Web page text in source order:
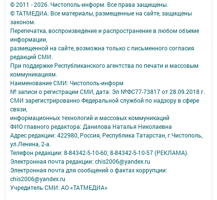
© 2011 - 2026. Чистополь-информ. Все права защищены.
© ТАТМЕДИА. Все материалы, размещенные на сайте, защищены
законом.
Перепечатка, воспроизведение и распространение в любом объеме
информации,
размещенной на сайте, возможна только с письменного согласия
редакций СМИ.
При поддержке Республиканского агентства по печати и массовым
коммуникациям.
Наименование СМИ: Чистополь-информ
№ записи о регистрации СМИ, дата: Эл №ФС77-73817 от 28.09.2018 г.
СМИ зарегистрированно Федеральной службой по надзору в сфере
связи,
информационных технологий и массовых коммуникаций
ФИО главного редактора: Данилова Наталья Николаевна
Адрес редакции: 422980, Россия, Республика Татарстан, г.Чистополь,
ул.Ленина, 2-а.
Телефон редакции: 8-84342-5-10-60; 8-84342-5-10-57 (РЕКЛАМА).
Электронная почта редакции: chis2006@yandex.ru
Электронная почта для сообщений о фактах коррупции:
chis2006@yandex.ru
Учредитель СМИ: АО «ТАТМЕДИА»